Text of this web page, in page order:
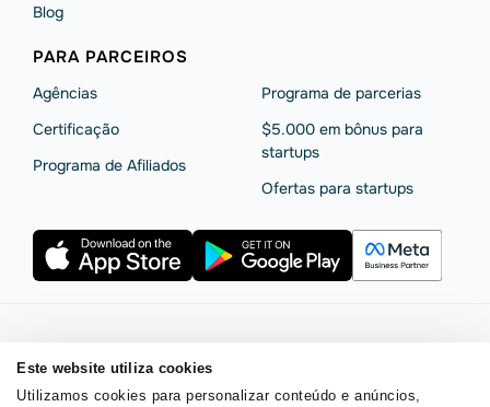
Este website utiliza cookies
Utilizamos cookies para personalizar conteúdo e anúncios,
Blog
PARA PARCEIROS
Agências
Сertificação
Programa de Afiliados
Programa de parcerias
$5.000 em bônus para
startups
Ofertas para startups
Segurança e privacidade da SendPulse
Acordo de processamento de dados